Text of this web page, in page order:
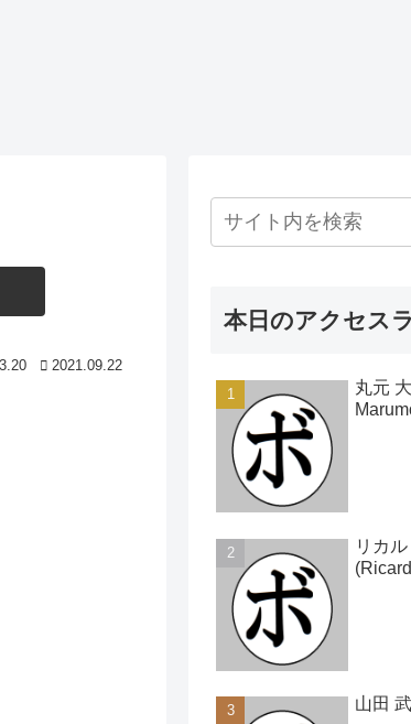
2021.09.22
本日のアクセス
丸元
リカ
山田